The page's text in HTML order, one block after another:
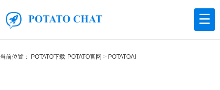
☰
当前位置： POTATO下载-POTATO官网 POTATOAI